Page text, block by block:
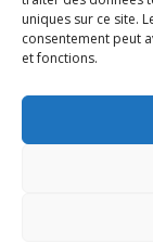
uniques sur ce site.
consentement peut
et fonctions.